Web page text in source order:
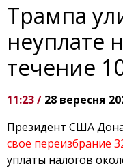
Трампа
неуплате
течение
11:23 / 28 вересня
Президент США
свое переизбрание
уплаты налогов